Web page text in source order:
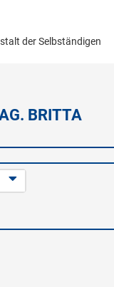
der Selbständigen
BRITTA